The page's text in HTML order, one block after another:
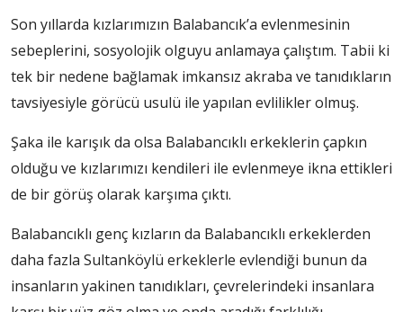
Son yıllarda kızlarımızın Balabancık’a evlenmesinin
sebeplerini, sosyolojik olguyu anlamaya çalıştım. Tabii ki
tek bir nedene bağlamak imkansız akraba ve tanıdıkların
tavsiyesiyle görücü usulü ile yapılan evlilikler olmuş.
Şaka ile karışık da olsa Balabancıklı erkeklerin çapkın
olduğu ve kızlarımızı kendileri ile evlenmeye ikna ettikleri
de bir görüş olarak karşıma çıktı.
Balabancıklı genç kızların da Balabancıklı erkeklerden
daha fazla Sultanköylü erkeklerle evlendiği bunun da
insanların yakinen tanıdıkları, çevrelerindeki insanlara